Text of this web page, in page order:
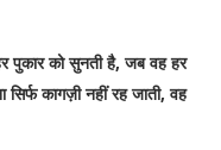
पुकार को सुनती है, जब वह हर
कागज़ी नहीं रह जाती, वह